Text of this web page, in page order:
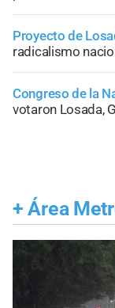
Proyecto de
radicalismo
Congreso de la
votaron Losada,
+ Área